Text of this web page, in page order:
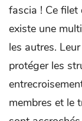
fascia ! Ce filet
existe une
les autres.
protéger les
membres et le